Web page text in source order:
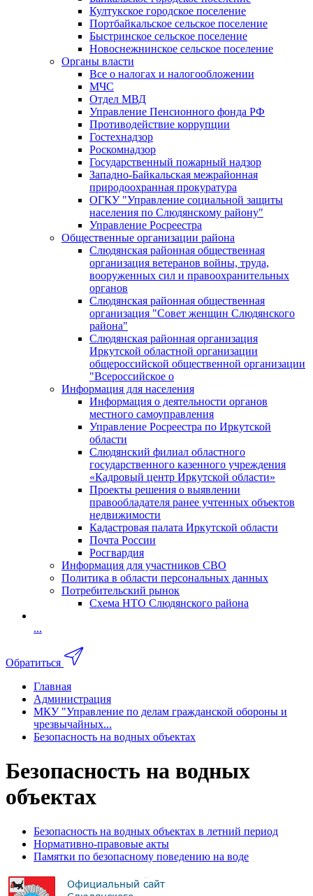
Култукское городское поселение
Портбайкальское сельское поселение
Быстринское сельское поселение
Новоснежнинское сельское поселение
Органы власти
Все о налогах и налогообложении
МЧС
Отдел МВД
Управление Пенсионного фонда РФ
Противодействие коррупции
Гостехнадзор
Роскомнадзор
Государственный пожарный надзор
Западно-Байкальская межрайонная
природоохранная прокуратура
ОГКУ "Управление социальной защиты
населения по Слюдянскому району"
Управление Росреестра
Общественные организации района
Слюдянская районная общественная
организация ветеранов войны, труда,
вооруженных сил и правоохранительных
органов
Слюдянская районная общественная
организация "Совет женщин Слюдянского
района"
Слюдянская районная организация
Иркутской областной организации
общероссийской общественной организации
"Всероссийское о
Информация для населения
Информация о деятельности органов
местного самоуправления
Управление Росреестра по Иркутской
области
Слюдянский филиал областного
государственного казенного учреждения
«Кадровый центр Иркутской области»
Проекты решения о выявлении
правообладателя ранее учтенных объектов
недвижимости
Кадастровая палата Иркутской области
Почта России
Росгвардия
Информация для участников СВО
Политика в области персональных данных
Потребительский рынок
Схема НТО Слюдянского района
...
Обратиться
Главная
Администрация
МКУ "Управление по делам гражданской обороны и
чрезвычайных...
Безопасность на водных объектах
Безопасность на водных
объектах
Безопасность на водных объектах в летний период
Нормативно-правовые акты
Памятки по безопасному поведению на воде